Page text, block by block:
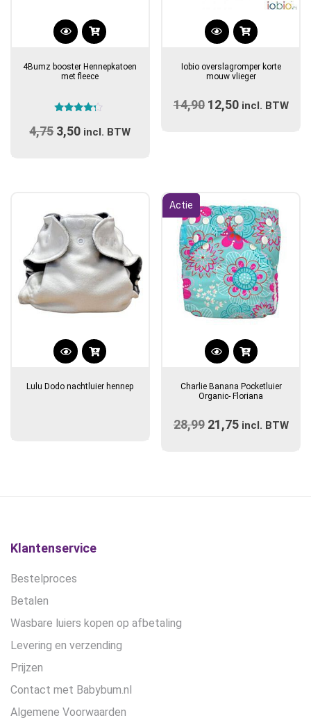
4Bumz booster Hennepkatoen
met fleece
4.00
uit 5
4,75 Oorspronkelijke
3,50 Huidige
incl. BTW
Dit
heeft
variaties.
op
de
productpagina
Iobio overslagromper korte
mouw vlieger
14,90 Oorspronkelijke
12,50Huidige
incl. BTW
Lulu Dodo nachtluier hennep
Actie
Charlie Banana Pocketluier
Organic- Floriana
28,99 Oorspronkelijke
21,75Huidige
incl. BTW
Klantenservice
Bestelproces
Betalen
Wasbare luiers kopen op afbetaling
Levering en verzending
Prijzen
Contact met Babybum.nl
Algemene Voorwaarden